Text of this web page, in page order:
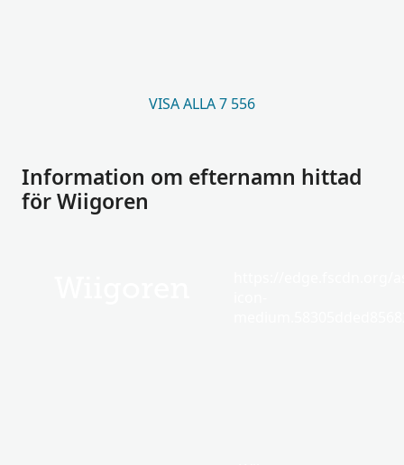
VISA ALLA 7 556
Information om efternamn hittad
för Wiigoren